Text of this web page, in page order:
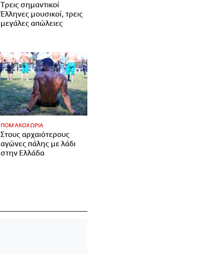
Tρεις σημαντικοί
Έλληνες μουσικοί, τρεις
μεγάλες απώλειες
ΠΟΜΑΚΟΧΩΡΙΑ
Στους αρχαιότερους
αγώνες πάλης με λάδι
στην Ελλάδα